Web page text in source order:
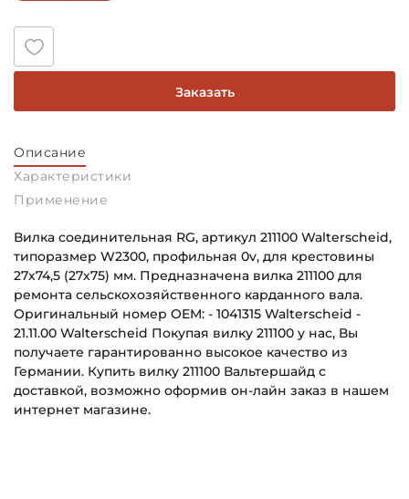
Заказать
Описание
Характеристики
Применение
Вилка соединительная RG, артикул 211100 Walterscheid,
типоразмер W2300, профильная 0v, для крестовины
27х74,5 (27х75) мм. Предназначена вилка 211100 для
ремонта сельскохозяйственного карданного вала.
Оригинальный номер OEM: - 1041315 Walterscheid -
21.11.00 Walterscheid Покупая вилку 211100 у нас, Вы
получаете гарантированно высокое качество из
Германии. Купить вилку 211100 Вальтершайд с
доставкой, возможно оформив он-лайн заказ в нашем
интернет магазине.